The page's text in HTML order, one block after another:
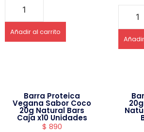
Añadir al carrito
Barra Proteica
Vegana Sabor Coco
20g Natural Bars
Caja x10 Unidades
$ 890